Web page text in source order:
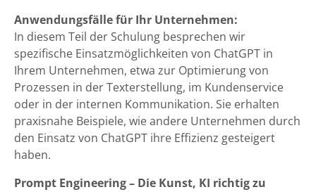
Anwendungsfälle für Ihr Unternehmen:
In diesem Teil der Schulung besprechen wir
spezifische Einsatzmöglichkeiten von ChatGPT in
Ihrem Unternehmen, etwa zur Optimierung von
Prozessen in der Texterstellung, im Kundenservice
oder in der internen Kommunikation. Sie erhalten
praxisnahe Beispiele, wie andere Unternehmen durch
den Einsatz von ChatGPT ihre Effizienz gesteigert
haben.
Prompt Engineering – Die Kunst, KI richtig zu